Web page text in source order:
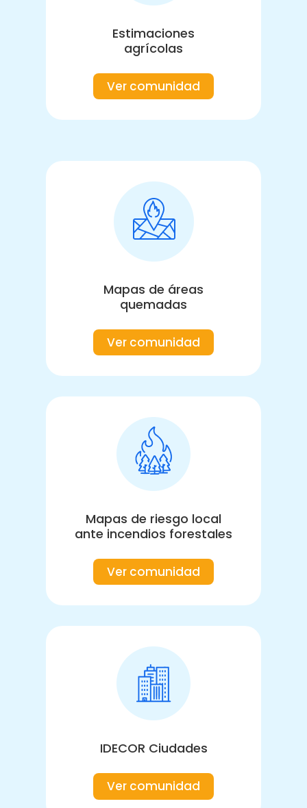
Estimaciones
agrícolas
Ver comunidad
Mapas de áreas
quemadas
Ver comunidad
Mapas de riesgo local
ante incendios forestales
Ver comunidad
IDECOR Ciudades
Ver comunidad